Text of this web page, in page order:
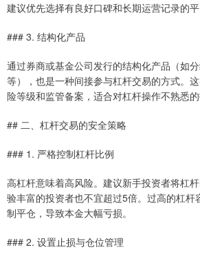
建议优先选择有良好口碑和长期运营记录的平
### 3. 结构化产品
通过券商或基金公司发行的结构化产品（如
等），也是一种间接参与杠杆交易的方式。
险等级和监管备案，适合对杠杆操作不熟悉的
## 二、杠杆交易的安全策略
### 1. 严格控制杠杆比例
高杠杆意味着高风险。建议新手投资者将杠
验丰富的投资者也不宜超过5倍。过高的杠杆
制平仓，导致本金大幅亏损。
### 2. 设置止损与仓位管理